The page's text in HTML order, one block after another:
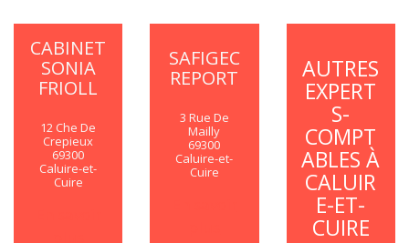
CABINET
SONIA
FRIOLL
12 Che De
Crepieux
69300
Caluire-et-
Cuire
SAFIGEC
REPORT
3 Rue De
Mailly
69300
Caluire-et-
Cuire
AUTRES
EXPERT
S-
COMPT
ABLES À
CALUIR
E-ET-
CUIRE